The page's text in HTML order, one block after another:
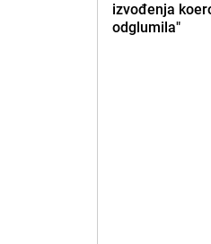
izvođenja
odglumila"